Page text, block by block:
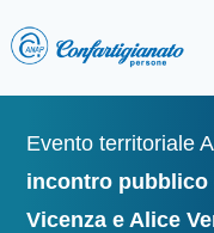
Evento territoriale
incontro pubblico
Vicenza e Alice